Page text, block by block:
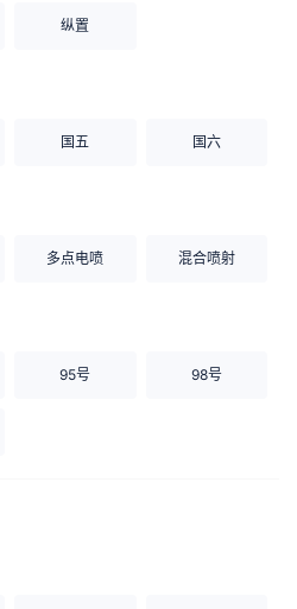
纵置
国五 国六
多点电喷 混合喷射
95号 98号